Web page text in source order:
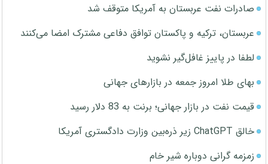
صادرات نفت عربستان به آمریکا متوقف شد
عربستان، ترکیه و پاکستان توافق دفاعی مشترک امضا می‌کنند
لطفا در پاییز غافل‌گیر نشوید
بهای طلا امروز جمعه در بازارهای جهانی
قیمت نفت در بازار جهانی؛ برنت به 83 دلار رسید
خالق ChatGPT زیر ذره‌بین وزارت دادگستری آمریکا
زمزمه گرانی دوباره شیر خام